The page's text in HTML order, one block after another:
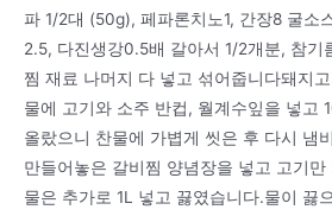
파 1/2대 (50g), 페파론치노1, 간장8 굴소
2.5, 다진생강0.5배 갈아서 1/2개분, 참기
찜 재료 나머지 다 넣고 섞어줍니다돼지
물에 고기와 소주 반컵, 월계수잎을 넣고
올랐으니 찬물에 가볍게 씻은 후 다시 냄
만들어놓은 갈비찜 양념장을 넣고 고기
물은 추가로 1L 넣고 끓였습니다.물이 끓